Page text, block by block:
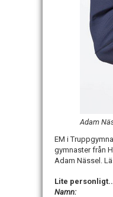
Adam
EM i
gymnaster från
Adam Nässel.
Lite
Namn: